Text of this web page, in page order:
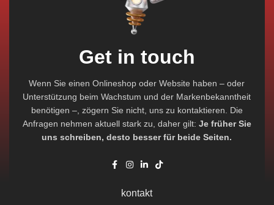
Get in touch
Wenn Sie einen Onlineshop oder Website haben – oder
Unterstützung beim Wachstum und der Markenbekanntheit
benötigen –, zögern Sie nicht, uns zu kontaktieren. Die
Anfragen nehmen aktuell stark zu, daher gilt: Je früher Sie
uns schreiben, desto besser für beide Seiten.
kontakt